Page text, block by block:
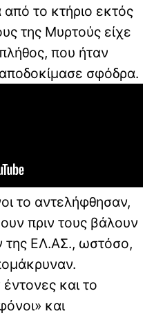
το κτήριο εκτός
της Μυρτούς είχε
που ήταν
σφόδρα.
το αντελήφθησαν,
πριν τους βάλουν
της ΕΛ.ΑΣ., ωστόσο,
και το
και